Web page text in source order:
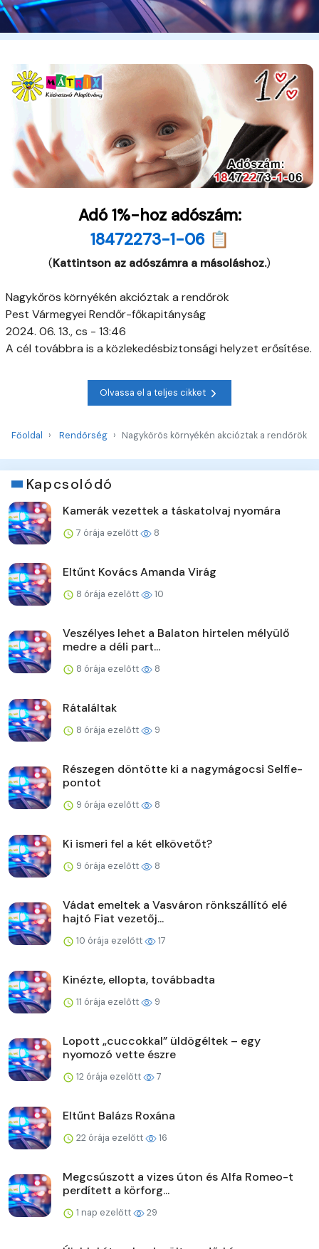
Adó 1%-hoz adószám:
18472273-1-06 📋
(Kattintson az adószámra a másoláshoz.)
Nagykőrös környékén akcióztak a rendőrök
Pest Vármegyei Rendőr-főkapitányság
2024. 06. 13., cs - 13:46
A cél továbbra is a közlekedésbiztonsági helyzet erősítése.
Olvassa el a teljes cikket
Főoldal Rendőrség Nagykőrös környékén akcióztak a rendőrök
Kapcsolódó
Kamerák vezettek a táskatolvaj nyomára
7 órája ezelőtt 8
Eltűnt Kovács Amanda Virág
8 órája ezelőtt 10
Veszélyes lehet a Balaton hirtelen mélyülő
medre a déli part...
8 órája ezelőtt 8
Rátaláltak
8 órája ezelőtt 9
Részegen döntötte ki a nagymágocsi Selfie-
pontot
9 órája ezelőtt 8
Ki ismeri fel a két elkövetőt?
9 órája ezelőtt 8
Vádat emeltek a Vasváron rönkszállító elé
hajtó Fiat vezetőj...
10 órája ezelőtt 17
Kinézte, ellopta, továbbadta
11 órája ezelőtt 9
Lopott „cuccokkal” üldögéltek – egy
nyomozó vette észre
12 órája ezelőtt 7
Eltűnt Balázs Roxána
22 órája ezelőtt 16
Megcsúszott a vizes úton és Alfa Romeo-t
perdített a körforg...
1 nap ezelőtt 29